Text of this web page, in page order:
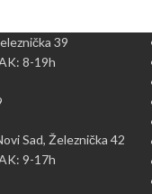
39
8-19h
Sad, Železnička 42
9-17h